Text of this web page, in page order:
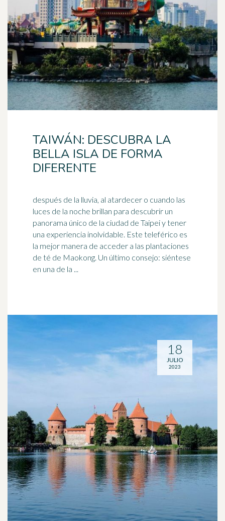
TAIWÁN: DESCUBRA LA
BELLA ISLA DE FORMA
DIFERENTE
después de la lluvia, al atardecer o cuando las
luces de la noche brillan para descubrir un
panorama único de la ciudad de Taipei y tener
una experiencia inolvidable. Este teleférico es
la mejor manera de acceder a las plantaciones
de té de Maokong. Un último consejo: siéntese
en una de la ...
18
JULIO
2023